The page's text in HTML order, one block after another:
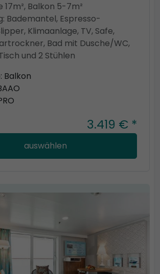
Balkon 5-7m²
Bademantel, Espresso-
Klimaanlage, TV, Safe,
Bad mit Dusche/WC,
und 2 Stühlen
Balkon
3.419 € *
auswählen